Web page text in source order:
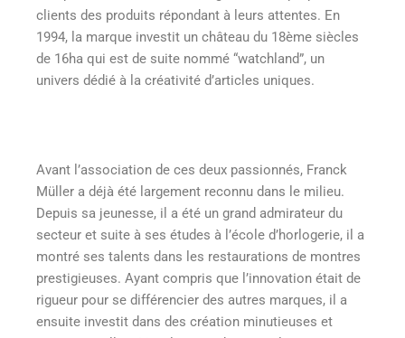
clients des produits répondant à leurs attentes. En
1994, la marque investit un château du 18ème siècles
de 16ha qui est de suite nommé “watchland”, un
univers dédié à la créativité d’articles uniques.
Avant l’association de ces deux passionnés, Franck
Müller a déjà été largement reconnu dans le milieu.
Depuis sa jeunesse, il a été un grand admirateur du
secteur et suite à ses études à l’école d’horlogerie, il a
montré ses talents dans les restaurations de montres
prestigieuses. Ayant compris que l’innovation était de
rigueur pour se différencier des autres marques, il a
ensuite investit dans des création minutieuses et